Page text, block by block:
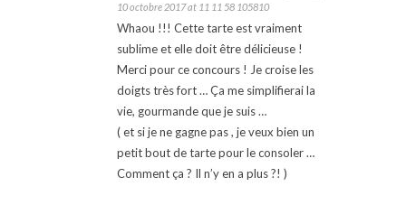
10 octobre 2017 at 11 11 58 105810
Whaou !!! Cette tarte est vraiment
sublime et elle doit être délicieuse !
Merci pour ce concours ! Je croise les
doigts très fort … Ça me simplifierai la
vie, gourmande que je suis …
( et si je ne gagne pas , je veux bien un
petit bout de tarte pour le consoler …
Comment ça ? Il n’y en a plus ?! )